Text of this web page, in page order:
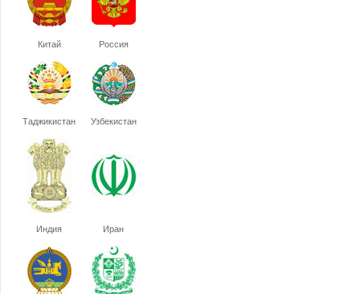
Китай Россия
Таджикистан Узбекистан
Индия Иран